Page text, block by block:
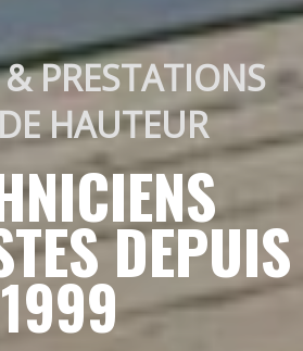
PRESTATIONS
HAUTEUR
DEPUIS
1999